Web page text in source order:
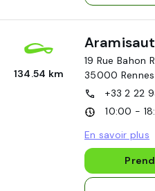
134.54 km
19 Rue Bahon
35000 Rennes
+33 2 22
10:00 -
En savoir plus